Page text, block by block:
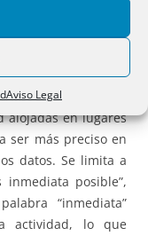
Aviso Legal
de cada
propias de una
, al establecer la
alojadas en lugares
ser más preciso en
datos. Se limita a
posible”,
“inmediata”
actividad, lo que